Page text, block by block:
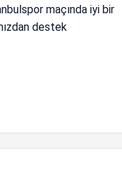
maçında iyi bir
destek